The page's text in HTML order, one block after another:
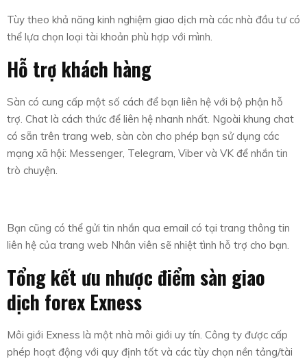
Tùy theo khả năng kinh nghiệm giao dịch mà các nhà đầu tư có
thể lựa chọn loại tài khoản phù hợp với mình.
Hỗ trợ khách hàng
Sàn có cung cấp một số cách để bạn liên hệ với bộ phận hỗ
trợ. Chat là cách thức để liên hệ nhanh nhất. Ngoài khung chat
có sẵn trên trang web, sàn còn cho phép bạn sử dụng các
mạng xã hội: Messenger, Telegram, Viber và VK để nhắn tin
trò chuyện.
Bạn cũng có thể gửi tin nhắn qua email có tại trang thông tin
liên hệ của trang web Nhân viên sẽ nhiệt tình hỗ trợ cho bạn.
Tổng kết ưu nhược điểm sàn giao
dịch forex Exness
Môi giới Exness là một nhà môi giới uy tín. Công ty được cấp
phép hoạt động với quy định tốt và các tùy chọn nền tảng/tài